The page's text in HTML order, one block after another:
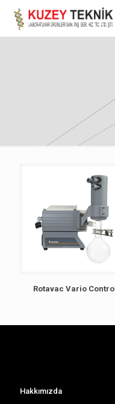
Rotavac Vario Control
Hakkımızda